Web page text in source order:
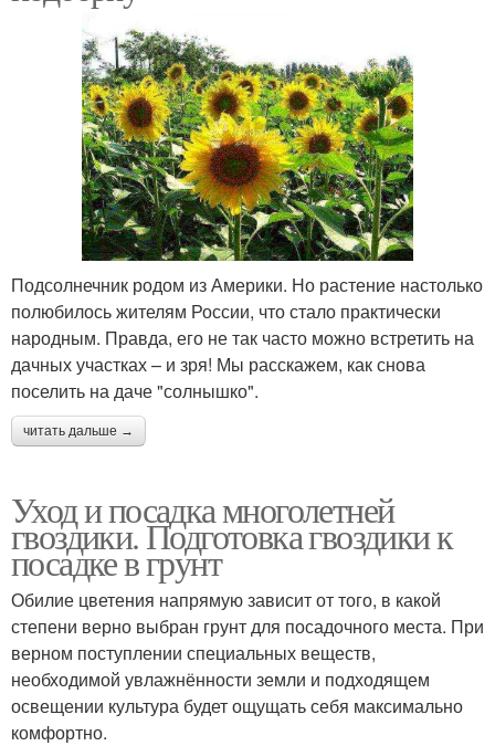
Подсолнечник родом из Америки. Но растение настолько
полюбилось жителям России, что стало практически
народным. Правда, его не так часто можно встретить на
дачных участках – и зря! Мы расскажем, как снова
поселить на даче "солнышко".
читать дальше →
Уход и посадка многолетней
гвоздики. Подготовка гвоздики к
посадке в грунт
Обилие цветения напрямую зависит от того, в какой
степени верно выбран грунт для посадочного места. При
верном поступлении специальных веществ,
необходимой увлажнённости земли и подходящем
освещении культура будет ощущать себя максимально
комфортно.